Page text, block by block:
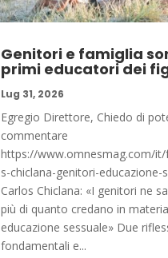
Genitori e famiglia
primi educatori dei
Lug 31, 2026
Egregio Direttore, Chiedo di
commentare
https://www.omnesmag.com/
s-chiclana-genitori-educazione-
Carlos Chiclana: «I genitori ne
più di quanto credano in
educazione sessuale» Due
fondamentali e...